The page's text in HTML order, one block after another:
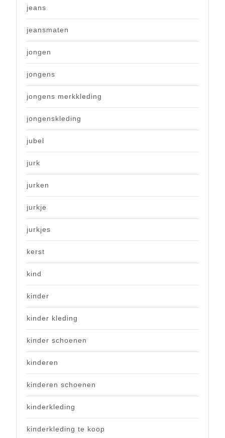
jeans
jeansmaten
jongen
jongens
jongens merkkleding
jongenskleding
jubel
jurk
jurken
jurkje
jurkjes
kerst
kind
kinder
kinder kleding
kinder schoenen
kinderen
kinderen schoenen
kinderkleding
kinderkleding te koop